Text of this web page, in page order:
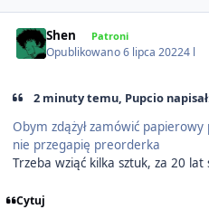
Shen Patroni
Opublikowano6 lipca 20224 l
2 minuty temu, Pupcio
Obym zdążył zamówić
nie przegapię preorderka
Trzeba wziąć kilka sztuk, za 20 lat
Cytuj